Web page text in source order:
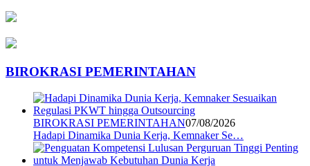
BIROKRASI PEMERINTAHAN
BIROKRASI PEMERINTAHAN07/08/2026
Hadapi Dinamika Dunia Kerja, Kemnaker Se…